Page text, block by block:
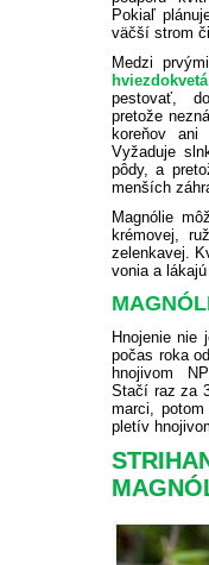
Pokiaľ
väčší strom
Medzi
hviezdokvetá
pestovať,
pretože
koreňov ani
Vyžaduje
pôdy, a
menších
Magnólie
krémovej,
zelenkavej.
vonia a
Hnojenie nie
počas roka
hnojivom
Stačí raz za
marci,
pletív